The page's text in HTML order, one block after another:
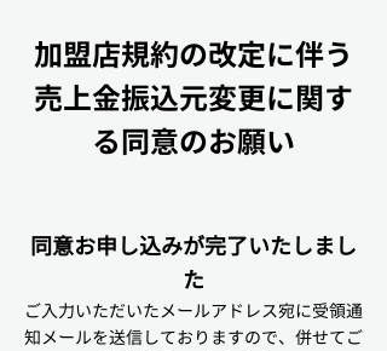
加盟店規約の改定に伴う
売上金振込元変更に関す
る同意のお願い
同意お申し込みが完了いたしまし
た
ご入力いただいたメールアドレス宛に受領通
知メールを送信しておりますので、併せてご